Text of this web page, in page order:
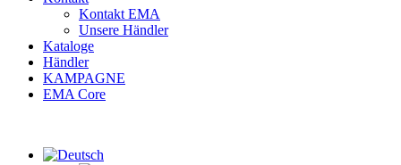
Kontakt EMA
Unsere Händler
Kataloge
Händler
KAMPAGNE
EMA Core